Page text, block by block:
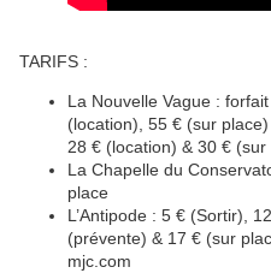
TARIFS :
La Nouvelle Vague :
(location), 55 € (sur
28 € (location) & 30 € (sur
La Chapelle du
place
L’Antipode : 5 € (Sortir),
(prévente) & 17 € (sur
mjc.com